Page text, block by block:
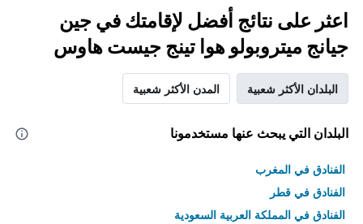
اعثر على نتائج أفضل لإقامتك في جين
جيانج ميتروبولو هوا تينج جيست هاوس
البلدان الأكثر شعبية المدن الأكثر شعبية
البلدان التي يبحث عنها مستخدمونا
الفنادق في المغرب
الفنادق في قطر
الفنادق في المملكة العربية السعودية